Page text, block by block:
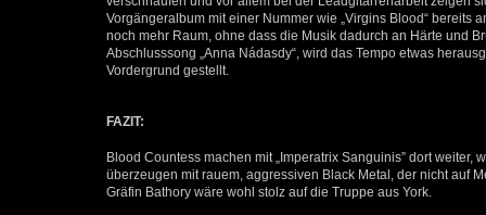
Vorgängeralbum mit einer Nummer wie „Virgins Blood“ bereits
noch mehr Raum, ohne dass die Musik dadurch an Härte und
Abschlusssong „Anna Nádasdy“, wird das Tempo etwas
Vordergrund gestellt.
FAZIT:
Blood Countess machen mit „Imperatrix Sanguinis” dort weiter,
überzeugen mit rauem, aggressiven Black Metal, der nicht auf
Gräfin Bathory wäre wohl stolz auf die Truppe aus York.